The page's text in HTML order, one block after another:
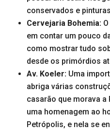
conservados e
Cervejaria Bohemia:
em contar um pouco
como mostrar tudo
desde os primórdios
Av. Koeler: Uma
abriga várias
casarão que morava a
uma homenagem ao
Petrópolis, e nela se